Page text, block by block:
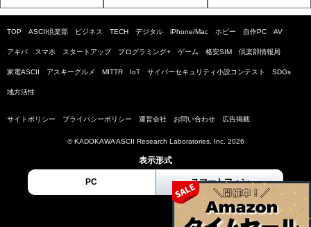
TOP ASCII倶楽部 ビジネス TECH デジタル iPhone/Mac ホビー 自作PC AV
アキバ スマホ スタートアップ プログラミング+ ゲーム 格安SIM 倶楽部情報局
家電ASCII アスキーグルメ MITTR IoT サイバーセキュリティ小説コンテスト SDGs
地方活性
サイトポリシー プライバシーポリシー 運営会社 お問い合わせ 広告掲載
© KADOKAWA ASCII Research Laboratories, Inc. 2026
表示形式
PC スマートフォン